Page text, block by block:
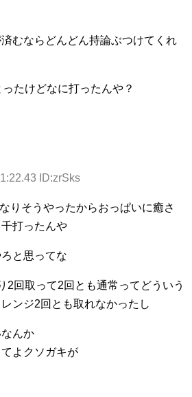
むならどんどん持論ぶつけてくれ
たけどなに打ったんや？
ID:zrSks
りそうやったからおっぱいに癒さ
打ったんや
と思ってな
2回取って2回とも通常ってどういう
ンジ2回とも取れなかったし
んか
よクソガキが